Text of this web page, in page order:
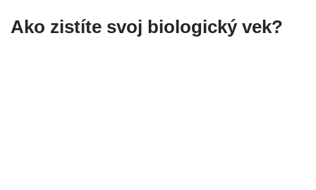
Ako zistíte svoj biologický vek?